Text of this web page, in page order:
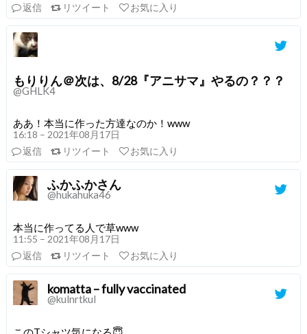
返信
リツイート お気に入り
もりりん＠次は、8/28『アニサマ』やるの？？？
@GHLK4
ああ！本当に作った方達なのか！www
16:18 – 2021年08月17日
返信
リツイート お気に入り
ふかふかさん
@hukahuka46
本当に作ってる人で草www
11:55 – 2021年08月17日
返信
リツイート お気に入り
komatta – fully vaccinated
@kulnrtkul